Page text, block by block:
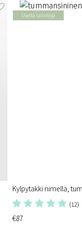
Useita valintoja
Kylpytakki nimellä,
(12)
€87